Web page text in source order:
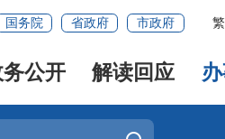
国务院 省政府 市政府
公开 解读回应